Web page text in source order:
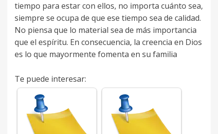
tiempo para estar con ellos, no importa cuánto sea,
siempre se ocupa de que ese tiempo sea de calidad.
No piensa que lo material sea de más importancia
que el espíritu. En consecuencia, la creencia en Dios
es lo que mayormente fomenta en su familia
Te puede interesar: